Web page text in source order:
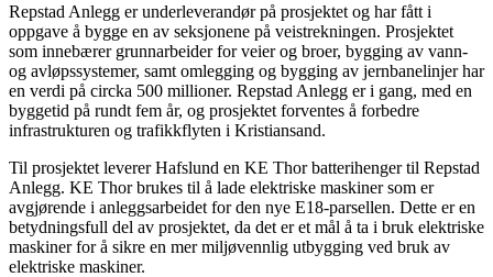
Repstad Anlegg er underleverandør på prosjektet og har fått i
oppgave å bygge en av seksjonene på veistrekningen. Prosjektet
som innebærer grunnarbeider for veier og broer, bygging av vann-
og avløpssystemer, samt omlegging og bygging av jernbanelinjer har
en verdi på circka 500 millioner. Repstad Anlegg er i gang, med en
byggetid på rundt fem år, og prosjektet forventes å forbedre
infrastrukturen og trafikkflyten i Kristiansand.
Til prosjektet leverer Hafslund en KE Thor batterihenger til Repstad
Anlegg. KE Thor brukes til å lade elektriske maskiner som er
avgjørende i anleggsarbeidet for den nye E18-parsellen. Dette er en
betydningsfull del av prosjektet, da det er et mål å ta i bruk elektriske
maskiner for å sikre en mer miljøvennlig utbygging ved bruk av
elektriske maskiner.